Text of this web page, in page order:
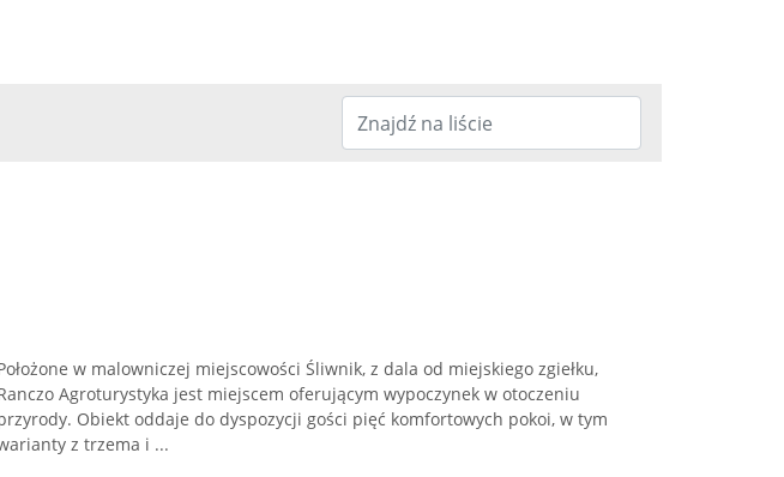
w malowniczej miejscowości Śliwnik, z dala od miejskiego zgiełku,
Agroturystyka jest miejscem oferującym wypoczynek w otoczeniu
Obiekt oddaje do dyspozycji gości pięć komfortowych pokoi, w tym
z trzema i ...